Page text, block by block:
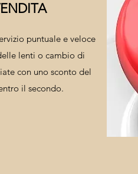
puntuale e veloce
lenti o cambio di
con uno sconto del
il secondo.